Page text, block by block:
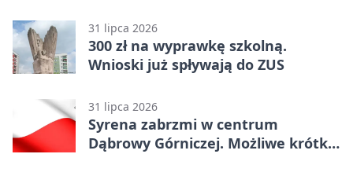
31 lipca 2026
300 zł na wyprawkę szkolną.
Wnioski już spływają do ZUS
31 lipca 2026
Syrena zabrzmi w centrum
Dąbrowy Górniczej. Możliwe krótkie